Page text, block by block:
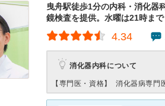
曳舟駅徒歩1分の内科・消化器
鏡検査を提供。水曜は21時まで
4.34
消化器内科について
【専門医・資格】 消化器病専門